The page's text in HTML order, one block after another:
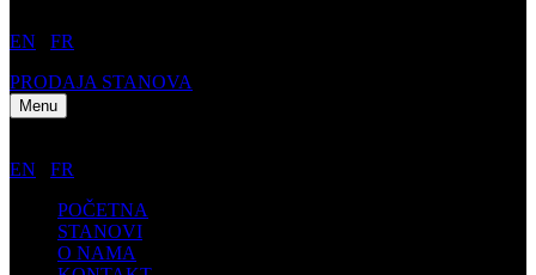
EN
FR
PRODAJA STANOVA
Menu
EN
FR
POČETNA
STANOVI
O NAMA